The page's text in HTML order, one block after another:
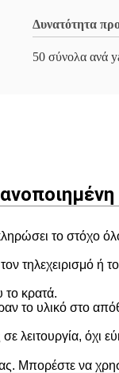
Δυνατότητα
50 σύνολα ανά
το στόχο
τηλεχειρισμό ή
το κρατά.
το υλικό στο
λειτουργία, όχι
Μπορέστε να